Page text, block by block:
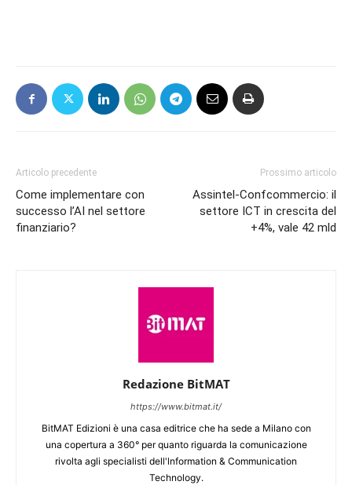
Articolo precedente
Come implementare con
successo l’AI nel settore
finanziario?
Prossimo articolo
Assintel-Confcommercio: il
settore ICT in crescita del
+4%, vale 42 mld
Redazione BitMAT
https://www.bitmat.it/
BitMAT Edizioni è una casa editrice che ha sede a Milano con
una copertura a 360° per quanto riguarda la comunicazione
rivolta agli specialisti dell'lnformation & Communication
Technology.